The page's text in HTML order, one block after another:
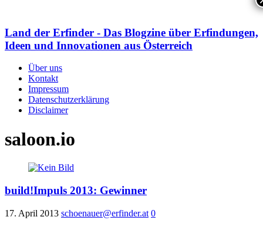
Land der Erfinder - Das Blogzine über Erfindungen,
Ideen und Innovationen aus Österreich
Über uns
Kontakt
Impressum
Datenschutzerklärung
Disclaimer
saloon.io
build!Impuls 2013: Gewinner
17. April 2013 schoenauer@erfinder.at 0